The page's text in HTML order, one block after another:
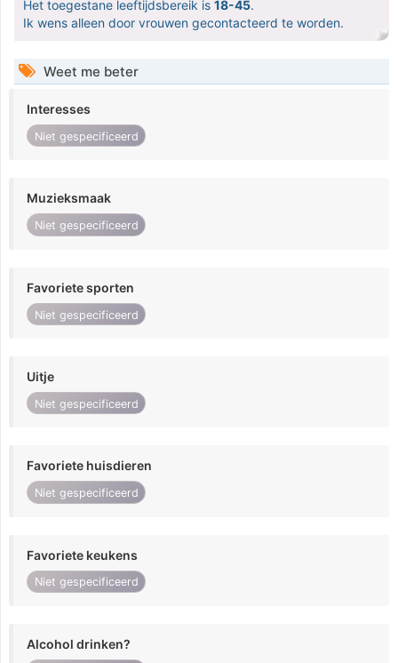
Het toegestane leeftijdsbereik is 18-45.
Ik wens alleen door vrouwen gecontacteerd te worden.
Weet me beter
Interesses
Niet gespecificeerd
Muzieksmaak
Niet gespecificeerd
Favoriete sporten
Niet gespecificeerd
Uitje
Niet gespecificeerd
Favoriete huisdieren
Niet gespecificeerd
Favoriete keukens
Niet gespecificeerd
Alcohol drinken?